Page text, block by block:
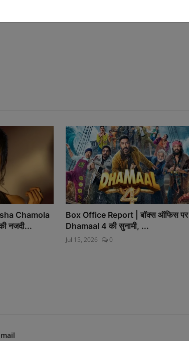
Chamola
नजदी...
Box Office Report | बॉक्स ऑफिस पर
Dhamaal 4 की सुनामी, ...
Jul 15, 2026 0